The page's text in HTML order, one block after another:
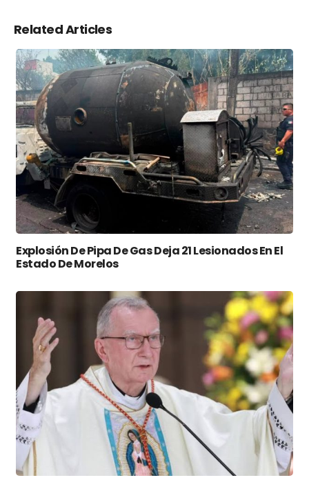
Related Articles
Explosión De Pipa De Gas Deja 21 Lesionados En El
Estado De Morelos